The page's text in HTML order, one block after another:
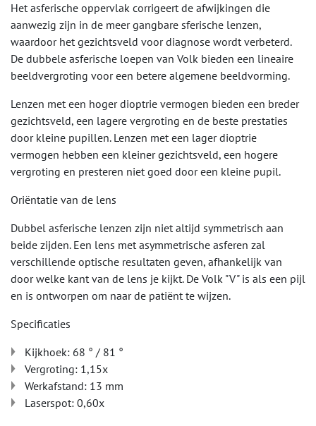
Het asferische oppervlak corrigeert de afwijkingen die
aanwezig zijn in de meer gangbare sferische lenzen,
waardoor het gezichtsveld voor diagnose wordt verbeterd.
De dubbele asferische loepen van Volk bieden een lineaire
beeldvergroting voor een betere algemene beeldvorming.
Lenzen met een hoger dioptrie vermogen bieden een breder
gezichtsveld, een lagere vergroting en de beste prestaties
door kleine pupillen. Lenzen met een lager dioptrie
vermogen hebben een kleiner gezichtsveld, een hogere
vergroting en presteren niet goed door een kleine pupil.
Oriëntatie van de lens
Dubbel asferische lenzen zijn niet altijd symmetrisch aan
beide zijden. Een lens met asymmetrische asferen zal
verschillende optische resultaten geven, afhankelijk van
door welke kant van de lens je kijkt. De Volk "V" is als een pijl
en is ontworpen om naar de patiënt te wijzen.
Specificaties
Kijkhoek: 68 ° / 81 °
Vergroting: 1,15x
Werkafstand: 13 mm
Laserspot: 0,60x